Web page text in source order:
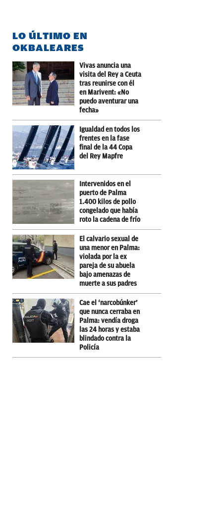
LO ÚLTIMO EN
OKBALEARES
Vivas anuncia una
visita del Rey a Ceuta
tras reunirse con él
en Marivent: «No
puedo aventurar una
fecha»
Igualdad en todos los
frentes en la fase
final de la 44 Copa
del Rey Mapfre
Intervenidos en el
puerto de Palma
1.400 kilos de pollo
congelado que había
roto la cadena de frío
El calvario sexual de
una menor en Palma:
violada por la ex
pareja de su abuela
bajo amenazas de
muerte a sus padres
Cae el ‘narcobúnker’
que nunca cerraba en
Palma: vendía droga
las 24 horas y estaba
blindado contra la
Policía